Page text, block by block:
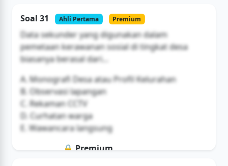
Buka Akses
Soal 31 Ahli Pertama Premium
Data sekunder yang digunakan dalam
pemetaan kerawanan sosial di tingkat desa
biasanya berasal dari...
A. Monografi Desa atau Profil Kelurahan
B. Observasi lapangan
C. Rekaman CCTV
D. Curhatan warga
E. Wawancara langsung
🔒 Premium